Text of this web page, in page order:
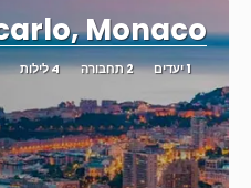
Monaco
1 יעדים 2 תחבורה 4 לילות